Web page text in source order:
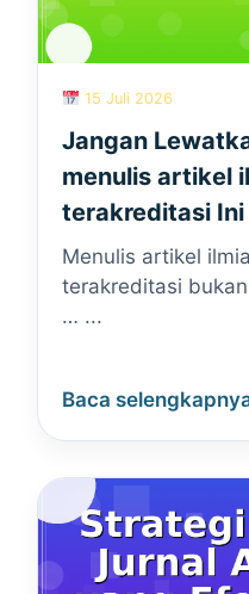
15 Juli 2026
Jangan
menulis artikel
terakreditasi
Menulis artikel
terakreditasi
… ...
Baca